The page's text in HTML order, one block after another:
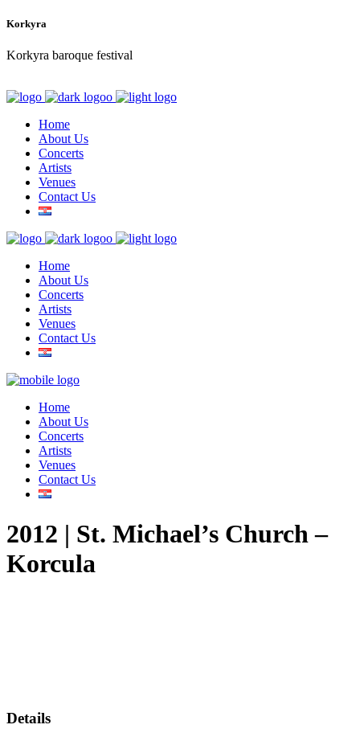
Korkyra
Korkyra baroque festival
Home
About Us
Concerts
Artists
Venues
Contact Us
Home
About Us
Concerts
Artists
Venues
Contact Us
Home
About Us
Concerts
Artists
Venues
Contact Us
2012 | St. Michael’s Church –
Korcula
Details